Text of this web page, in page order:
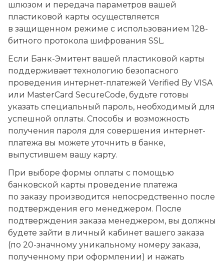
шлюзом и передача параметров вашей
пластиковой карты осуществляется
в защищенном режиме с использованием 128-
битного протокола шифрования SSL.
Если Банк-Эмитент вашей пластиковой карты
поддерживает технологию безопасного
проведения интернет-платежей Verified By VISA
или MasterCard SecureCode, будьте готовы
указать специальный пароль, необходимый для
успешной оплаты. Способы и возможность
получения пароля для совершения интернет-
платежа вы можете уточнить в банке,
выпустившем вашу карту.
При выборе формы оплаты с помощью
банковской карты проведение платежа
по заказу производится непосредственно после
подтверждения его менеджером. После
подтверждения заказа менеджером, вы должны
будете зайти в личный кабинет вашего заказа
(по 20-значному уникальному номеру заказа,
полученному при оформлении) и нажать